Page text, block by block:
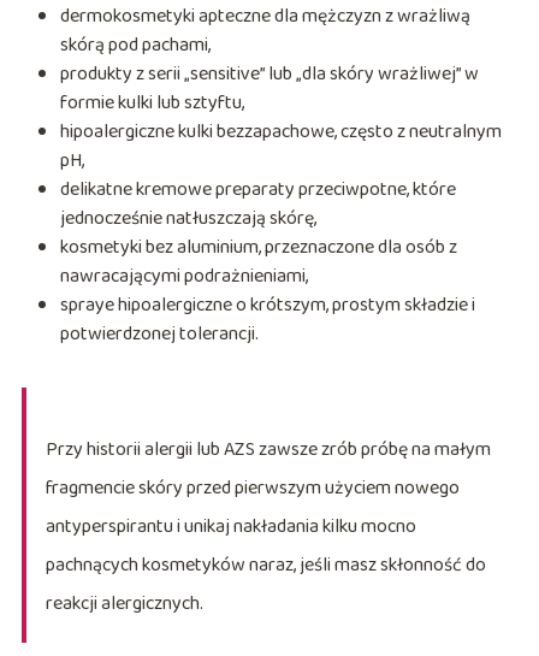
dermokosmetyki apteczne dla mężczyzn z wrażliwą
skórą pod pachami,
produkty z serii „sensitive” lub „dla skóry wrażliwej” w
formie kulki lub sztyftu,
hipoalergiczne kulki bezzapachowe, często z neutralnym
pH,
delikatne kremowe preparaty przeciwpotne, które
jednocześnie natłuszczają skórę,
kosmetyki bez aluminium, przeznaczone dla osób z
nawracającymi podrażnieniami,
spraye hipoalergiczne o krótszym, prostym składzie i
potwierdzonej tolerancji.
Przy historii alergii lub AZS zawsze zrób próbę na małym
fragmencie skóry przed pierwszym użyciem nowego
antyperspirantu i unikaj nakładania kilku mocno
pachnących kosmetyków naraz, jeśli masz skłonność do
reakcji alergicznych.